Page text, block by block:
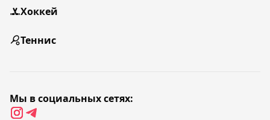
Хоккей
Теннис
Мы в социальных сетях: